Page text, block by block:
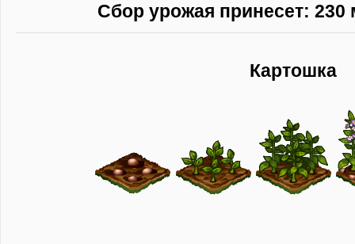
Сбор урожая принесет: 230
Картошка